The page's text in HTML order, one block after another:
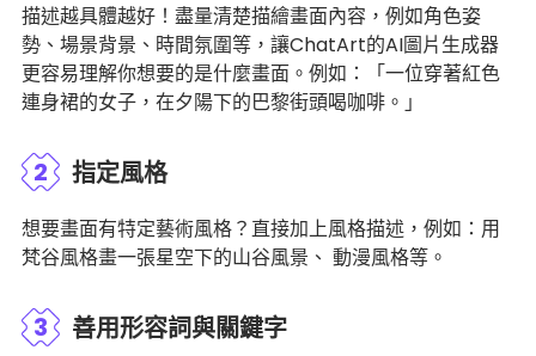
描述越具體越好！盡量清楚描繪畫面內容，例如角色姿
勢、場景背景、時間氛圍等，讓ChatArt的AI圖片生成器
更容易理解你想要的是什麼畫面。例如：「一位穿著紅色
連身裙的女子，在夕陽下的巴黎街頭喝咖啡。」
2 指定風格
想要畫面有特定藝術風格？直接加上風格描述，例如：用
梵谷風格畫一張星空下的山谷風景、 動漫風格等。
3 善用形容詞與關鍵字